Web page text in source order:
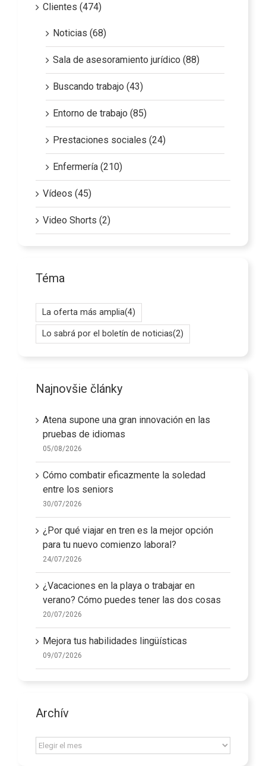
Clientes (474)
Noticias (68)
Sala de asesoramiento jurídico (88)
Buscando trabajo (43)
Entorno de trabajo (85)
Prestaciones sociales (24)
Enfermería (210)
Vídeos (45)
Video Shorts (2)
Téma
La oferta más amplia(4)
Lo sabrá por el boletín de noticias(2)
Najnovšie články
Atena supone una gran innovación en las
pruebas de idiomas
05/08/2026
Cómo combatir eficazmente la soledad
entre los seniors
30/07/2026
¿Por qué viajar en tren es la mejor opción
para tu nuevo comienzo laboral?
24/07/2026
¿Vacaciones en la playa o trabajar en
verano? Cómo puedes tener las dos cosas
20/07/2026
Mejora tus habilidades lingüísticas
09/07/2026
Archív
Archív